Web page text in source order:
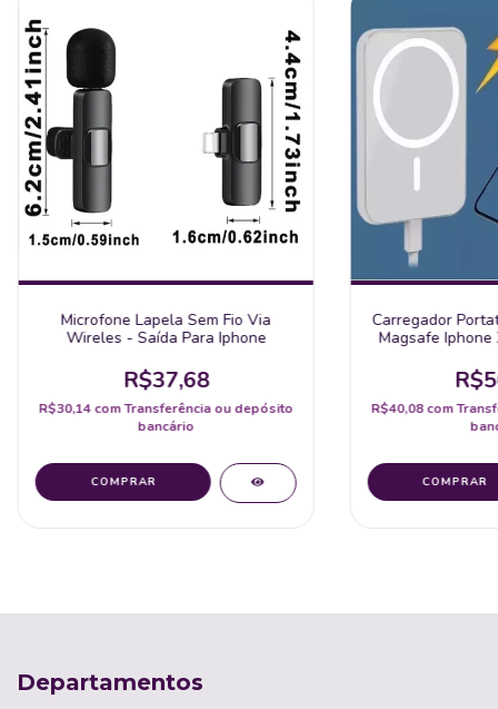
Microfone Lapela Sem Fio Via
Wireles - Saída Para Iphone
R$37,68
R$30,14comTransferência ou depósito
bancário
Carregador
Magsafe
R$40,08com
Departamentos